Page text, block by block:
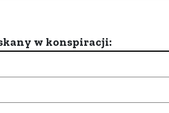
w konspiracji: